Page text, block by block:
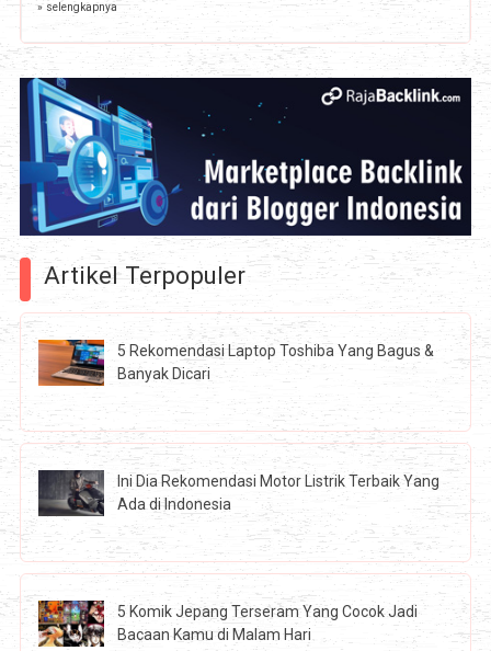
» selengkapnya
Artikel Terpopuler
5 Rekomendasi Laptop Toshiba Yang Bagus &
Banyak Dicari
Ini Dia Rekomendasi Motor Listrik Terbaik Yang
Ada di Indonesia
5 Komik Jepang Terseram Yang Cocok Jadi
Bacaan Kamu di Malam Hari